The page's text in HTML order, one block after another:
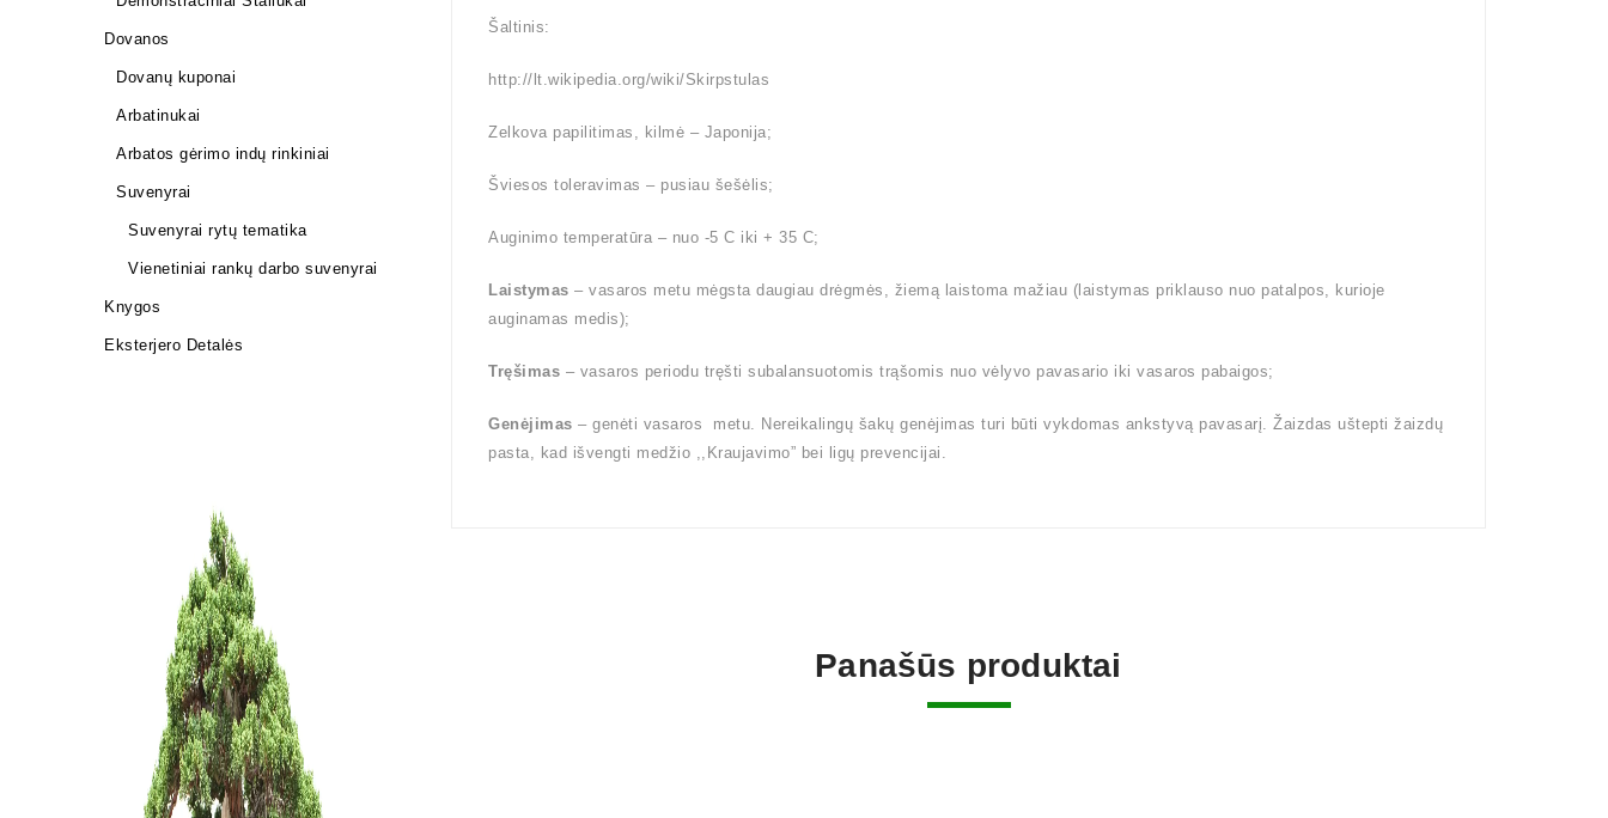
Šaltinis:
http://lt.wikipedia.org/wiki/Skirpstulas
Zelkova papilitimas, kilmė – Japonija;
Šviesos toleravimas – pusiau šešėlis;
Auginimo temperatūra – nuo -5 C iki + 35 C;
Laistymas – vasaros metu mėgsta daugiau drėgmės, žiemą laistoma mažiau (laistymas priklauso nuo patalpos, kurioje
auginamas medis);
Tręšimas – vasaros periodu tręšti subalansuotomis trąšomis nuo vėlyvo pavasario iki vasaros pabaigos;
Genėjimas – genėti vasaros metu. Nereikalingų šakų genėjimas turi būti vykdomas ankstyvą pavasarį. Žaizdas uštepti žaizdų
pasta, kad išvengti medžio ,,Kraujavimo” bei ligų prevencijai.
Panašūs produktai
Dovanos
Dovanų kuponai
Arbatinukai
Arbatos gėrimo indų rinkiniai
Suvenyrai
Suvenyrai rytų tematika
Vienetiniai rankų darbo suvenyrai
Knygos
Eksterjero Detalės